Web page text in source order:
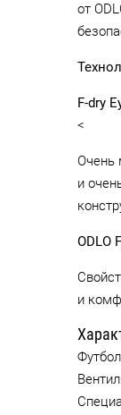
от
F-dry
<
Очень
и
ODLO
и